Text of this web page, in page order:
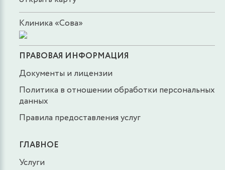
Клиника «Сова»
ПРАВОВАЯ ИНФОРМАЦИЯ
Документы и лицензии
Политика в отношении обработки персональных
данных
Правила предоставления услуг
ГЛАВНОЕ
Услуги